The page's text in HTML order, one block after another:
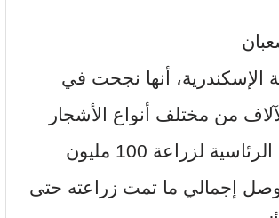
الإسكندرية، أنها نجحت في
من مختلف أنواع الأشجار
ضمن المبادرة الرئاسية لزراعة 100 مليون
إجمالي ما تمت زراعته حتى